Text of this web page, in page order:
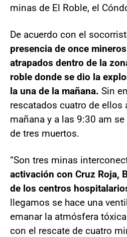
minas de El Roble, el
De acuerdo con el
presencia de once
atrapados dentro de la
roble donde se dio la
la una de la mañana. Sin
rescatados cuatro de ellos
mañana y a las 9:30 am
de tres muertos.
“Son tres minas
activación con Cruz Roja,
de los centros
llegamos se hace una
emanar la atmósfera
con el rescate de cuatro